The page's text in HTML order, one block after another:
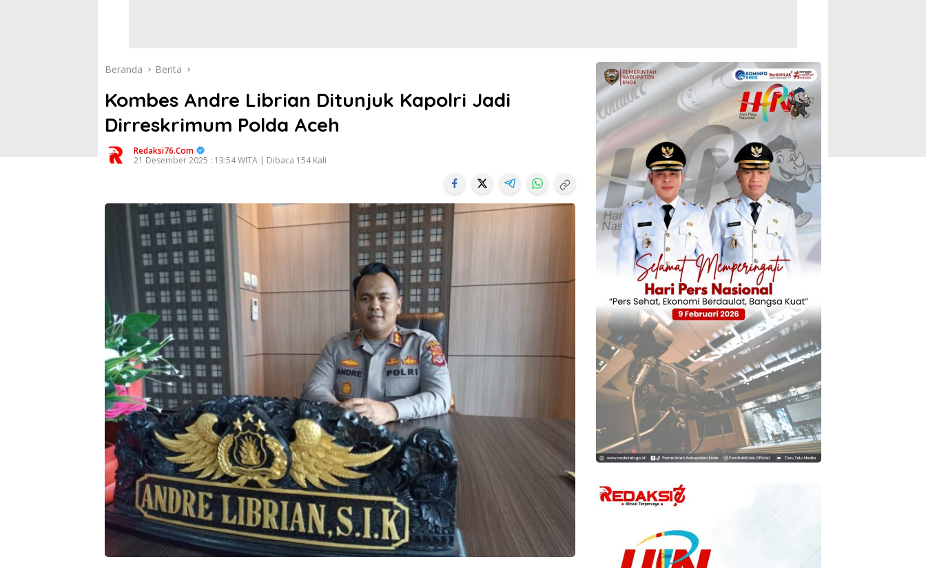
Beranda Berita
Kombes Andre Librian Ditunjuk Kapolri Jadi
Dirreskrimum Polda Aceh
Redaksi76.com
21 Desember 2025 : 13:54 WITA | Dibaca 154 Kali